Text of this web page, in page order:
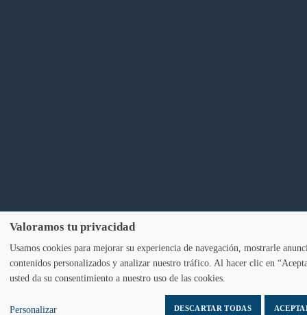
Valoramos tu privacidad
Usamos cookies para mejorar su experiencia de navegación, mostrarle
contenidos personalizados y analizar nuestro tráfico. Al hacer clic en
usted da su consentimiento a nuestro uso de las cookies.
Personalizar DESCARTAR TODAS